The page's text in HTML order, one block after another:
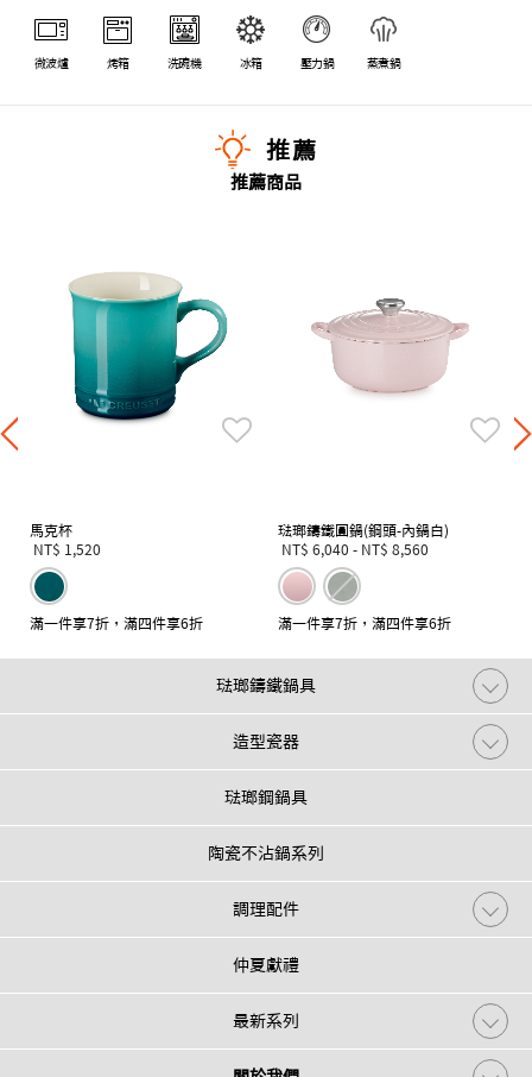
微波爐 烤箱 洗碗機 冰箱 壓力鍋 蒸煮鍋
推薦
推薦商品
馬克杯
NT$ 1,520
滿一件享7折，滿四件享6折
琺瑯鑄鐵圓鍋(鋼頭-內鍋白)
NT$ 6,040 - NT$ 8,560
滿一件享7折，滿四件享6折
琺瑯鑄鐵鍋具
造型瓷器
琺瑯鋼鍋具
陶瓷不沾鍋系列
調理配件
仲夏獻禮
最新系列